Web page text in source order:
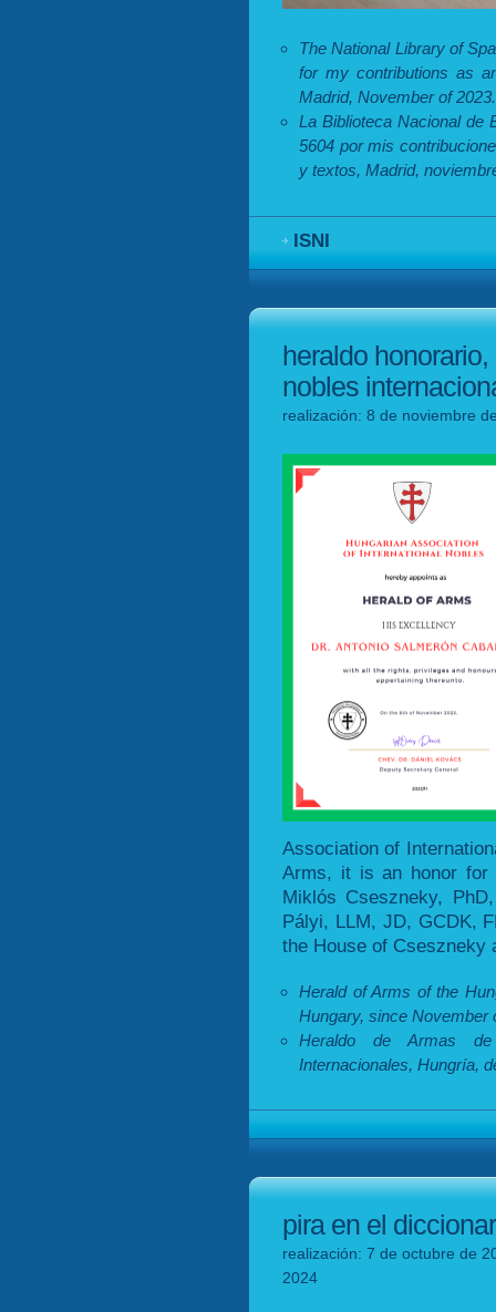
The National Library of
for my contributions as
Madrid, November of 2023.
La Biblioteca Nacional de
5604 por mis
y textos, Madrid,
ISNI
heraldo
nobles
realización: 8 de noviembre
Association of
Arms, it is an honor for
Miklós Cseszneky,
Pályi, LLM, JD, GCDK,
the House of Cseszneky
Herald of Arms of the
Hungary, since November
Heraldo de Armas
Internacionales, Hungría,
pira en el
realización: 7 de octubre de
2024